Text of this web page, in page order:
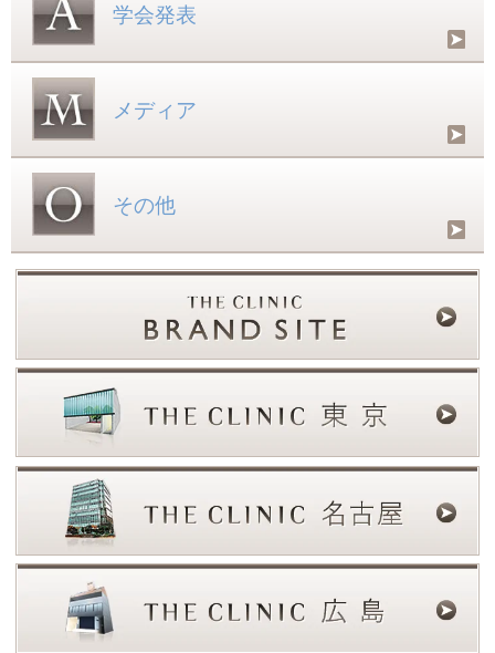
学会発表
メディア
その他